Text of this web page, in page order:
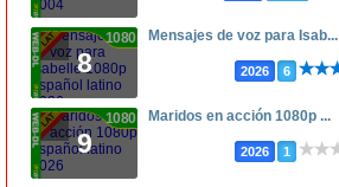
8
1080p Mensajes de voz para Isab...
2026 6
9
1080p Maridos en acción 1080p ...
2026 1